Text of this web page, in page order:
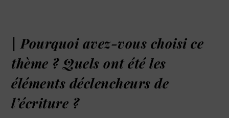
| Pourquoi avez-vous choisi ce
thème ? Quels ont été les
éléments déclencheurs de
l’écriture ?